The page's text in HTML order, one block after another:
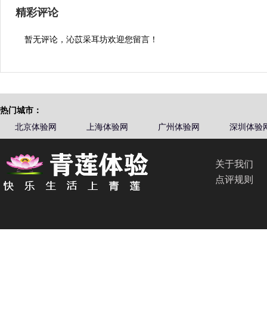
精彩评论
暂无评论，沁苡采耳坊欢迎您留言！
热门城市：
北京体验网
上海体验网 广州体验网 深圳体验
关于我们
点评规则